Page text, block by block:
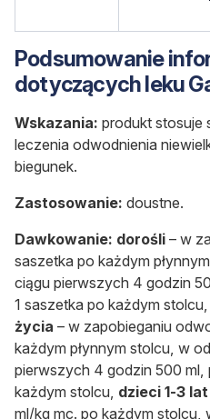
Podsumowanie
dotyczących leku
Wskazania: produkt stosuje
leczenia odwodnienia
biegunek.
Zastosowanie: doustne.
Dawkowanie: dorośli – w
saszetka po każdym
ciągu pierwszych 4 godzin
1 saszetka po każdym stolcu,
życia – w zapobieganiu
każdym płynnym stolcu, w
pierwszych 4 godzin 500 ml,
każdym stolcu, dzieci 1-3 lat
ml/kg mc. po każdym stolcu,